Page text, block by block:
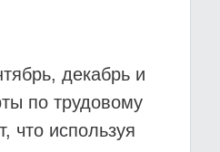
декабрь и
по трудовому
что используя